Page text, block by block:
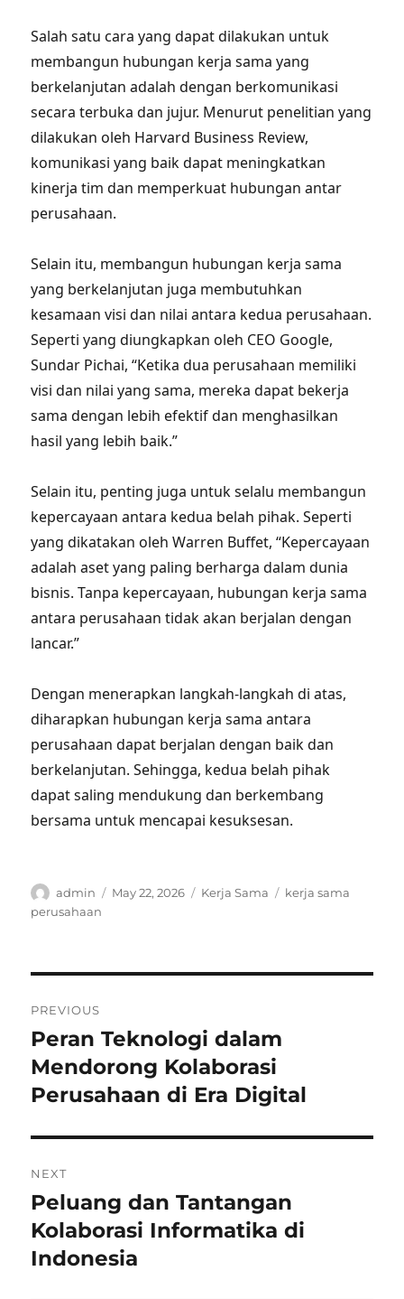
Salah satu cara yang dapat dilakukan untuk
membangun hubungan kerja sama yang
berkelanjutan adalah dengan berkomunikasi
secara terbuka dan jujur. Menurut penelitian yang
dilakukan oleh Harvard Business Review,
komunikasi yang baik dapat meningkatkan
kinerja tim dan memperkuat hubungan antar
perusahaan.
Selain itu, membangun hubungan kerja sama
yang berkelanjutan juga membutuhkan
kesamaan visi dan nilai antara kedua perusahaan.
Seperti yang diungkapkan oleh CEO Google,
Sundar Pichai, “Ketika dua perusahaan memiliki
visi dan nilai yang sama, mereka dapat bekerja
sama dengan lebih efektif dan menghasilkan
hasil yang lebih baik.”
Selain itu, penting juga untuk selalu membangun
kepercayaan antara kedua belah pihak. Seperti
yang dikatakan oleh Warren Buffet, “Kepercayaan
adalah aset yang paling berharga dalam dunia
bisnis. Tanpa kepercayaan, hubungan kerja sama
antara perusahaan tidak akan berjalan dengan
lancar.”
Dengan menerapkan langkah-langkah di atas,
diharapkan hubungan kerja sama antara
perusahaan dapat berjalan dengan baik dan
berkelanjutan. Sehingga, kedua belah pihak
dapat saling mendukung dan berkembang
bersama untuk mencapai kesuksesan.
Author
admin
Posted
May 22, 2026 Categories
Kerja Sama Tags
kerja sama
perusahaan
navigation
PREVIOUS
Previous
post:
Peran Teknologi dalam
Mendorong Kolaborasi
Perusahaan di Era Digital
NEXT
Next
post:
Peluang dan Tantangan
Kolaborasi Informatika di
Indonesia